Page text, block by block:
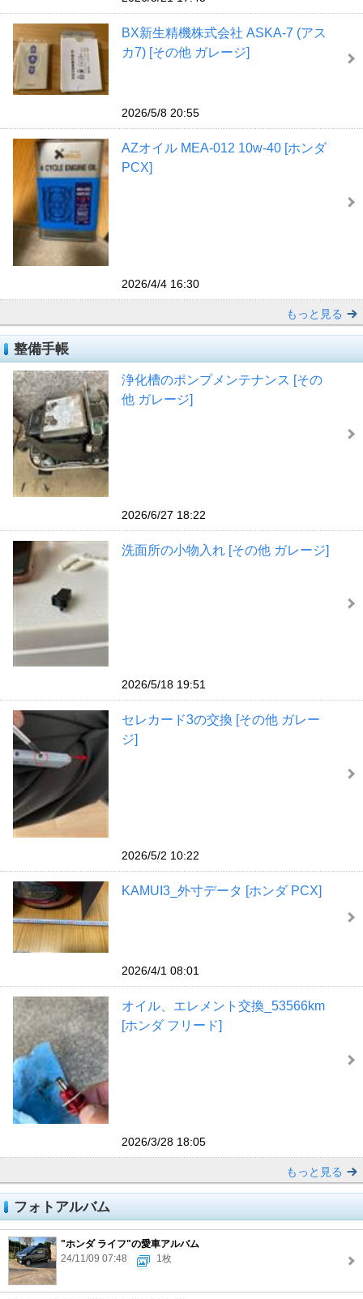
BX新生精機株式会社 ASKA-7 (アス
カ7) [その他 ガレージ]
2026/5/8 20:55
AZオイル MEA-012 10w-40 [ホンダ
PCX]
2026/4/4 16:30
もっと見る
整備手帳
浄化槽のポンプメンテナンス [その
他 ガレージ]
2026/6/27 18:22
洗面所の小物入れ [その他 ガレージ]
2026/5/18 19:51
セレカード3の交換 [その他 ガレー
ジ]
2026/5/2 10:22
KAMUI3_外寸データ [ホンダ PCX]
2026/4/1 08:01
オイル、エレメント交換_53566km
[ホンダ フリード]
2026/3/28 18:05
もっと見る
フォトアルバム
"ホンダ ライフ"の愛車アルバム
24/11/09 07:48
1枚